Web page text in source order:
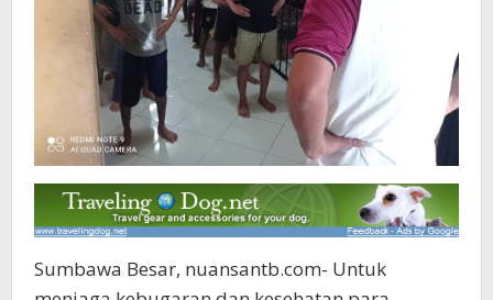
Sumbawa Besar, nuansantb.com- Untuk